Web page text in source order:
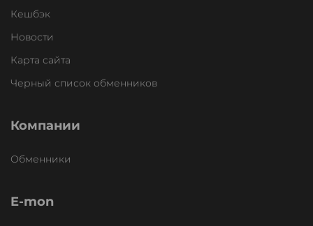
Кешбэк
Новости
Карта сайта
Черный список обменников
Компании
Обменники
E-mon